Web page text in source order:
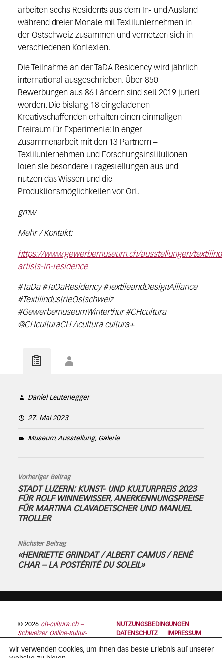
arbeiten sechs Residents aus dem In- und Ausland
während dreier Monate mit Textilunternehmen in
der Ostschweiz zusammen und vernetzen sich in
verschiedenen Kontexten.
Die Teilnahme an der TaDA Residency wird jährlich
international ausgeschrieben. Über 850
Bewerbungen aus 86 Ländern sind seit 2019 juriert
worden. Die bislang 18 eingeladenen
Kreativschaffenden erhalten einen einmaligen
Freiraum für Experimente: In enger
Zusammenarbeit mit den 13 Partnern –
Textilunternehmen und Forschungsinstitutionen –
loten sie besondere Fragestellungen aus und
nutzen das Wissen und die
Produktionsmöglichkeiten vor Ort.
gmw
Mehr / Kontakt:
https://www.gewerbemuseum.ch/ausstellungen/
artists-in-residence
#TaDa #TaDaResidency #TextileandDesignAlliance
#TextilindustrieOstschweiz
#GewerbemuseumWinterthur #CHcultura
@CHculturaCH ∆cultura cultura+
Daniel Leutenegger
27. Mai 2023
Museum, Ausstellung, Galerie
Vorheriger Beitrag
STADT LUZERN: KUNST- UND KULTURPREIS 2023
FÜR ROLF WINNEWISSER, ANERKENNUNGSPREISE
FÜR MARTINA CLAVADETSCHER UND MANUEL
TROLLER
Nächster Beitrag
«HENRIETTE GRINDAT / ALBERT CAMUS / RENÉ
CHAR – LA POSTÉRITÉ DU SOLEIL»
© 2026 ch-cultura.ch –
Schweizer Online-Kultur-
NUTZUNGSBEDINGUNGEN
DATENSCHUTZ
IMPRESSUM
Wir verwenden Cookies, um Ihnen das beste Erlebnis auf unserer